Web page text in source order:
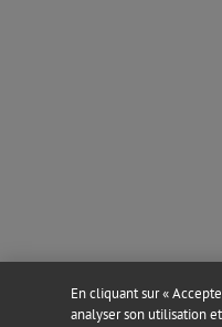
En cliquant sur «
analyser son utilisation